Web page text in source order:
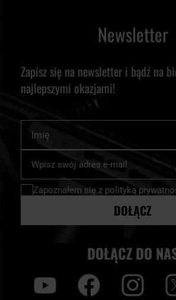
Newsletter
Zapisz się na newsletter i bądź na
najlepszymi okazjami!
nasz
newsletter:
Zapoznałem się z polityką
DOŁĄCZ
DOŁĄCZ DO